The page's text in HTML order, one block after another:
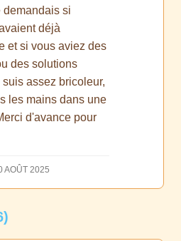
demandais si
déjà
et si vous aviez des
des solutions
assez bricoleur,
les mains dans une
d'avance pour
AOÛT 2025